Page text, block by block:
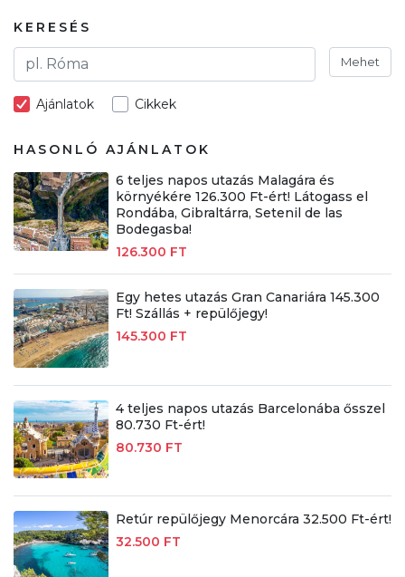
KERESÉS
Mehet
Ajánlatok Cikkek
HASONLÓ AJÁNLATOK
6 teljes napos utazás Malagára és
környékére 126.300 Ft-ért! Látogass el
Rondába, Gibraltárra, Setenil de las
Bodegasba!
126.300 FT
Egy hetes utazás Gran Canariára 145.300
Ft! Szállás + repülőjegy!
145.300 FT
4 teljes napos utazás Barcelonába ősszel
80.730 Ft-ért!
80.730 FT
Retúr repülőjegy Menorcára 32.500 Ft-ért!
32.500 FT